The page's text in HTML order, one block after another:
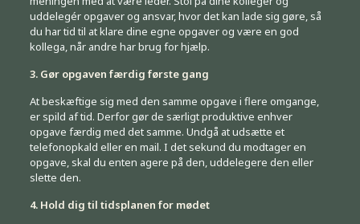
uddelegér opgaver og ansvar, hvor det kan lade sig gøre, så
du har tid til at klare dine egne opgaver og være en god
kollega, når andre har brug for hjælp.
3. Gør opgaven færdig første gang
At beskæftige sig med den samme opgave i flere omgange,
er spild af tid. Derfor gør de særligt produktive enhver
opgave færdig med det samme. Undgå at udsætte et
telefonopkald eller en mail. I det sekund du modtager en
opgave, skal du enten agere på den, uddelegere den eller
slette den.
4. Hold dig til tidsplanen for mødet